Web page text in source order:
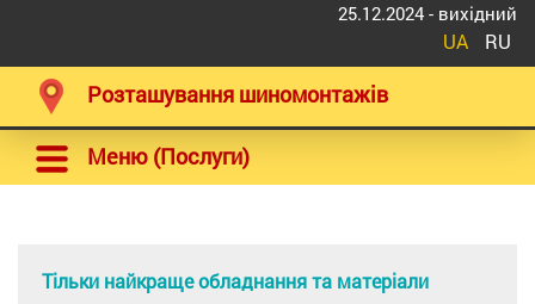
25.12.2024 - вихідний
UA RU
Розташування шиномонтажів
Меню (Послуги)
Тільки найкраще обладнання та матеріали